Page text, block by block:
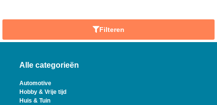
Filteren
Alle categorieën
Automotive
Hobby & Vrije tijd
Huis & Tuin